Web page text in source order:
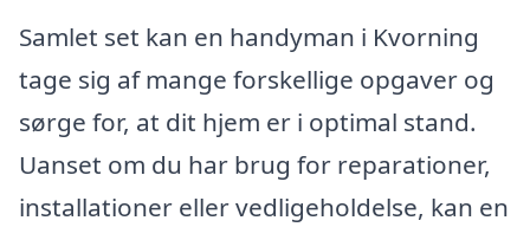
Samlet set kan en handyman i Kvorning
tage sig af mange forskellige opgaver og
sørge for, at dit hjem er i optimal stand.
Uanset om du har brug for reparationer,
installationer eller vedligeholdelse, kan en